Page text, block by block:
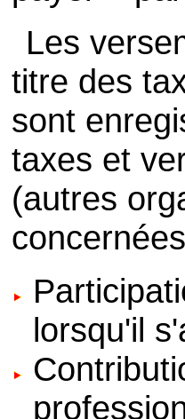
Les
titre des
sont
taxes et
(autres
lorsqu'il